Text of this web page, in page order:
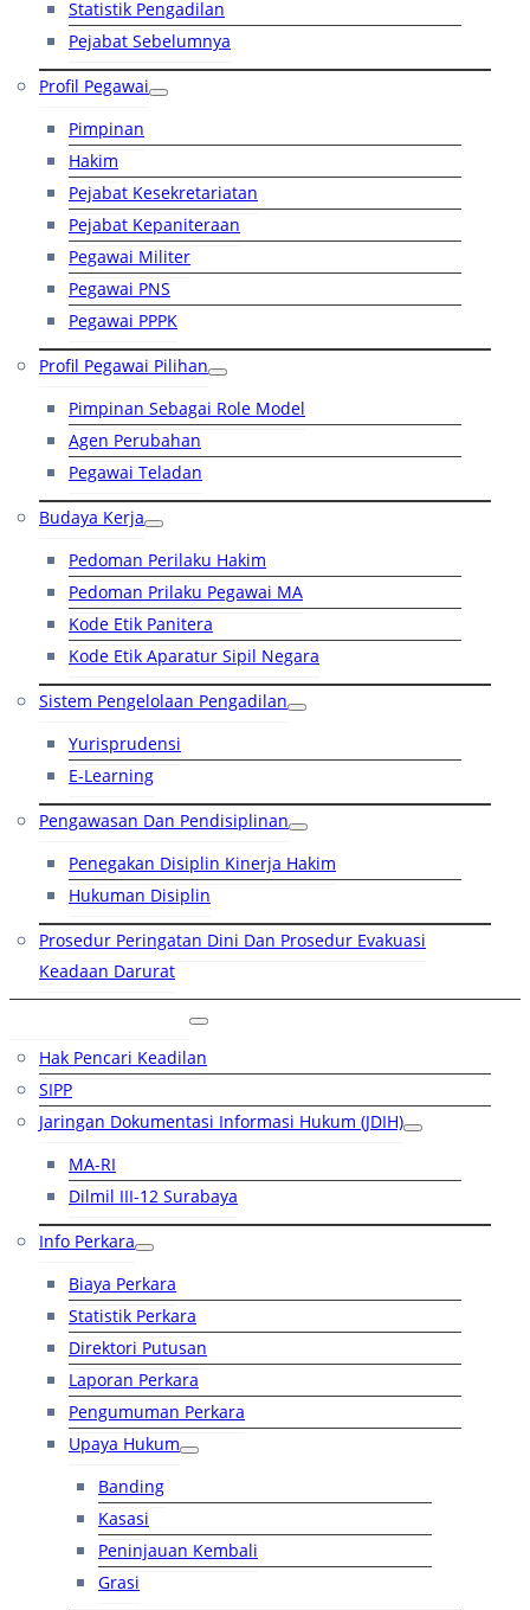
Statistik Pengadilan
Pejabat Sebelumnya
Profil Pegawai
Pimpinan
Hakim
Pejabat Kesekretariatan
Pejabat Kepaniteraan
Pegawai Militer
Pegawai PNS
Pegawai PPPK
Profil Pegawai Pilihan
Pimpinan Sebagai Role Model
Agen Perubahan
Pegawai Teladan
Budaya Kerja
Pedoman Perilaku Hakim
Pedoman Prilaku Pegawai MA
Kode Etik Panitera
Kode Etik Aparatur Sipil Negara
Sistem Pengelolaan Pengadilan
Yurisprudensi
E-Learning
Pengawasan Dan Pendisiplinan
Penegakan Disiplin Kinerja Hakim
Hukuman Disiplin
Prosedur Peringatan Dini Dan Prosedur Evakuasi
Keadaan Darurat
Hak Pencari Keadilan
SIPP
Jaringan Dokumentasi Informasi Hukum (JDIH)
MA-RI
Dilmil III-12 Surabaya
Info Perkara
Biaya Perkara
Statistik Perkara
Direktori Putusan
Laporan Perkara
Pengumuman Perkara
Upaya Hukum
Banding
Kasasi
Peninjauan Kembali
Grasi